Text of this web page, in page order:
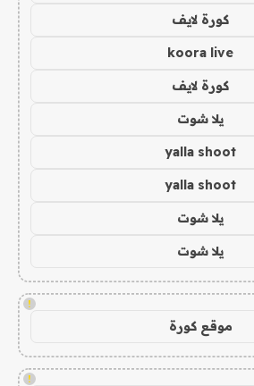
كورة لايف
koora live
كورة لايف
يلا شوت
yalla shoot
yalla shoot
يلا شوت
يلا شوت
!
موقع كورة
!